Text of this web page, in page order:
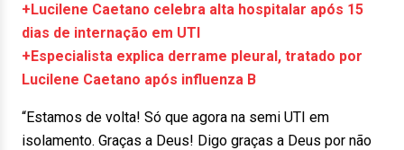
+Lucilene Caetano celebra alta hospitalar após 15
dias de internação em UTI
+Especialista explica derrame pleural, tratado por
Lucilene Caetano após influenza B
“Estamos de volta! Só que agora na semi UTI em
isolamento. Graças a Deus! Digo graças a Deus por não